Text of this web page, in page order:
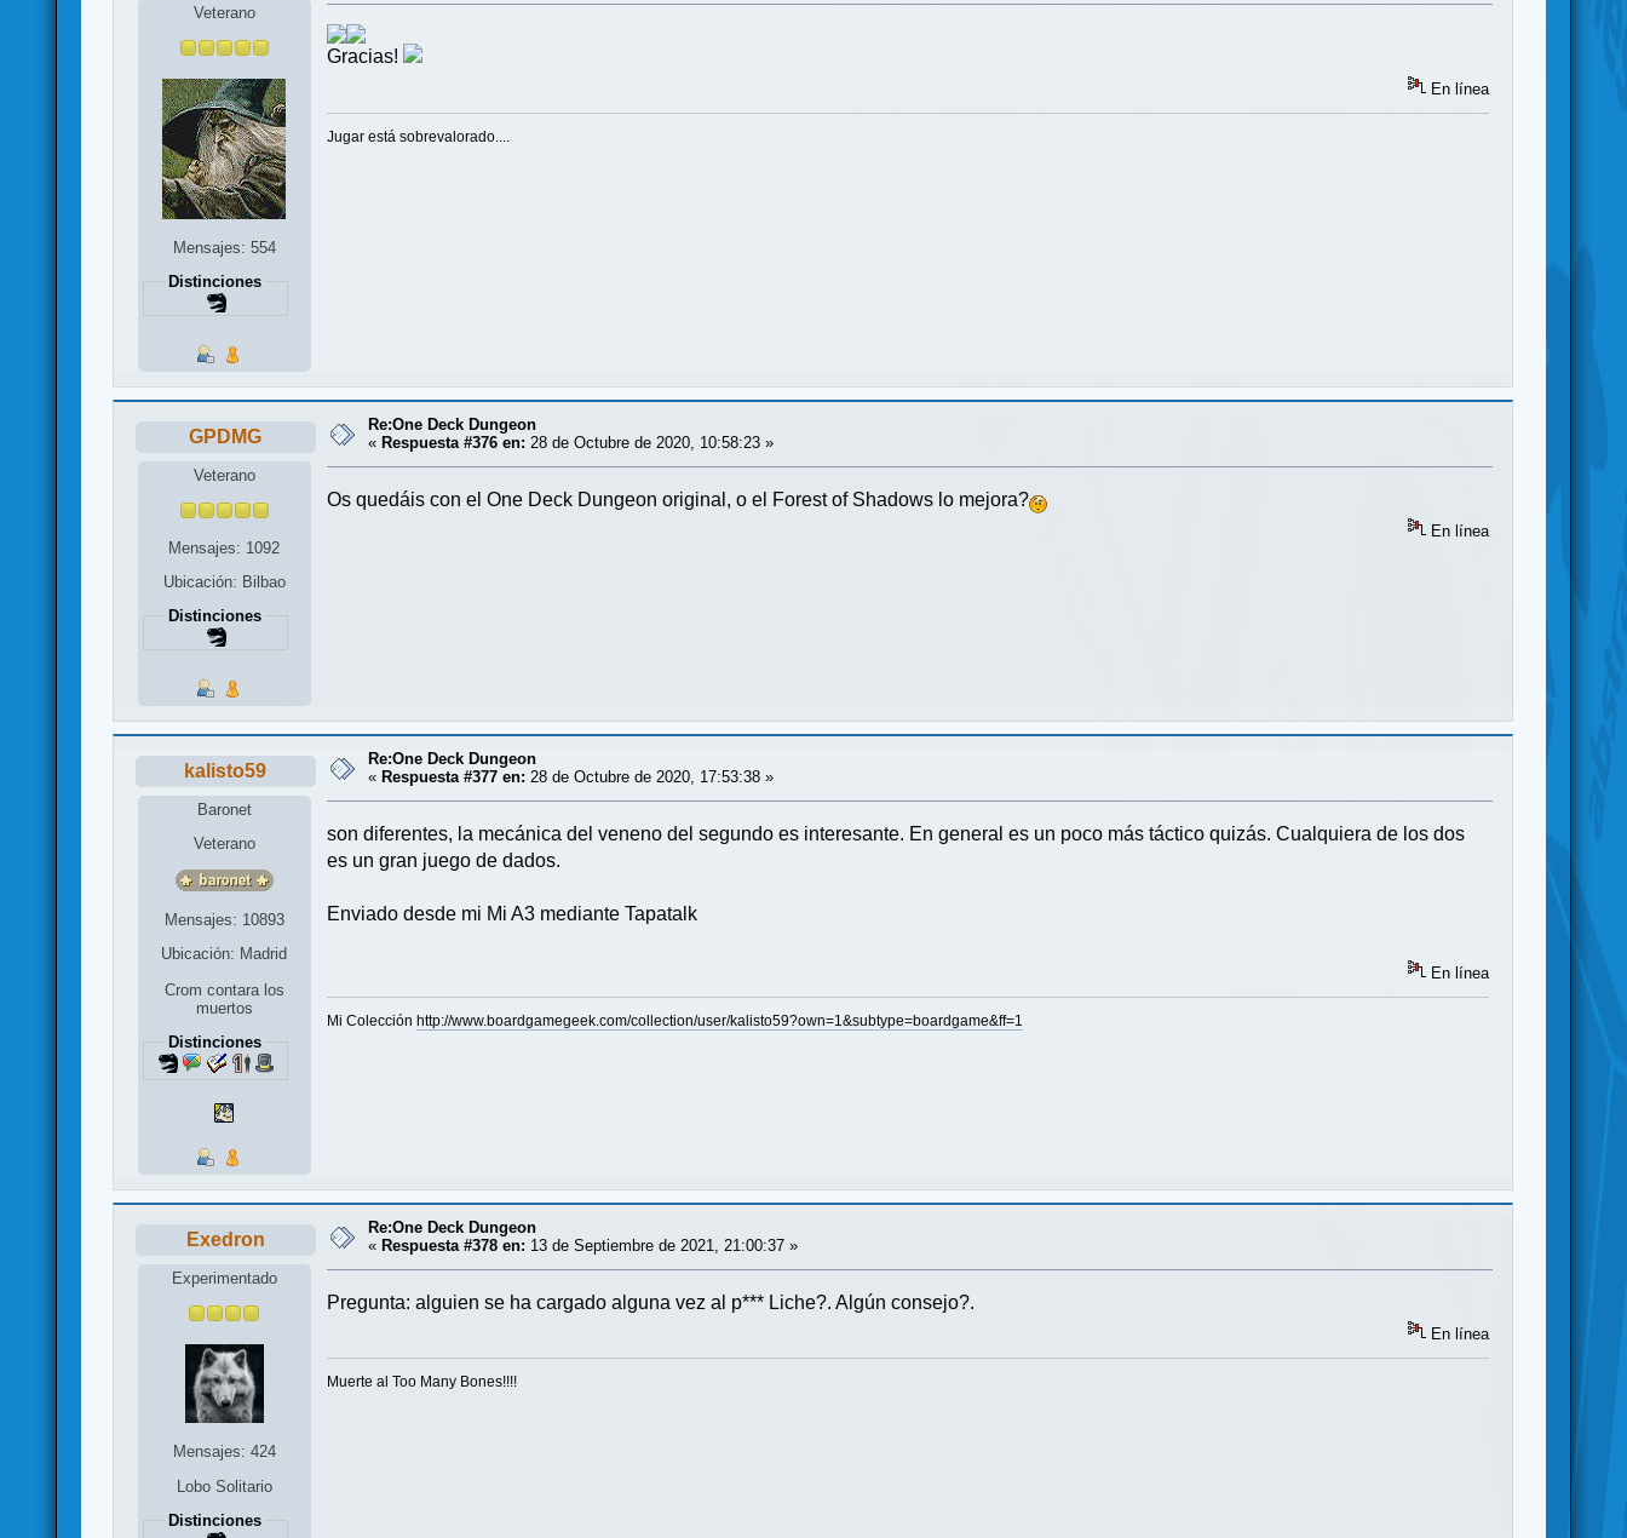
Veterano
Mensajes: 554
Distinciones
Gracias!
En línea
Jugar está sobrevalorado....
GPDMG
Veterano
Mensajes: 1092
Ubicación: Bilbao
Distinciones
Re:One Deck Dungeon
« Respuesta #376 en: 28 de Octubre de 2020, 10:58:23 »
Os quedáis con el One Deck Dungeon original, o el Forest of Shadows lo mejora?
En línea
kalisto59
Baronet
Veterano
Mensajes: 10893
Ubicación: Madrid
Crom contara los
muertos
Distinciones
Re:One Deck Dungeon
« Respuesta #377 en: 28 de Octubre de 2020, 17:53:38 »
son diferentes, la mecánica del veneno del segundo es interesante. En general es un poco más táctico quizás. Cualquiera de los dos
es un gran juego de dados.
Enviado desde mi Mi A3 mediante Tapatalk
En línea
Mi Colecciónhttp://www.boardgamegeek.com/collection/user/kalisto59?own=1&subtype=boardgame&ff=1
Exedron
Experimentado
Mensajes: 424
Lobo Solitario
Distinciones
Re:One Deck Dungeon
« Respuesta #378 en: 13 de Septiembre de 2021, 21:00:37 »
Pregunta: alguien se ha cargado alguna vez al p*** Liche?. Algún consejo?.
En línea
Muerte al Too Many Bones!!!!